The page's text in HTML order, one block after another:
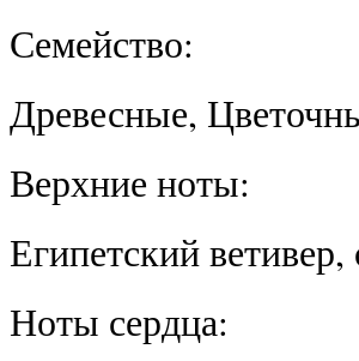
Семейство:
Древесные,
Верхние ноты:
Египетский
Ноты сердца: